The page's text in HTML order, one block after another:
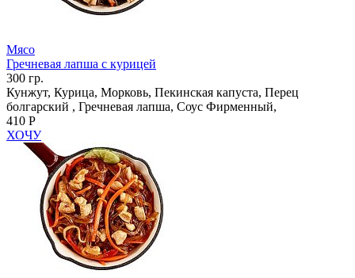
Мясо
Гречневая лапша с курицей
300 гр.
Кунжут, Курица, Морковь, Пекинская капуста, Перец
болгарский , Гречневая лапша, Соус Фирменный,
410 Р
ХОЧУ